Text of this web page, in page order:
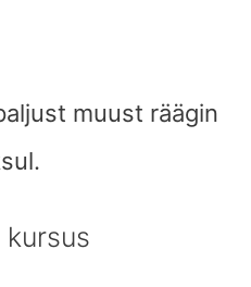
muust räägin